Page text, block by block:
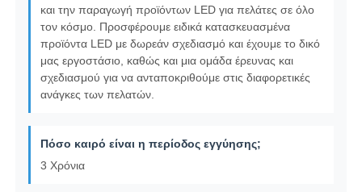
και την παραγωγή προϊόντων LED για πελάτες σε όλο
τον κόσμο. Προσφέρουμε ειδικά κατασκευασμένα
προϊόντα LED με δωρεάν σχεδιασμό και έχουμε το δικό
μας εργοστάσιο, καθώς και μια ομάδα έρευνας και
σχεδιασμού για να ανταποκριθούμε στις διαφορετικές
ανάγκες των πελατών.
Πόσο καιρό είναι η περίοδος εγγύησης;
3 Χρόνια